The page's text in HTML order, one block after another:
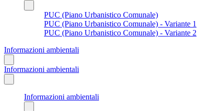
PUC (Piano Urbanistico Comunale)
PUC (Piano Urbanistico Comunale) - Variante 1
PUC (Piano Urbanistico Comunale) - Variante 2
Informazioni ambientali
Informazioni ambientali
Informazioni ambientali